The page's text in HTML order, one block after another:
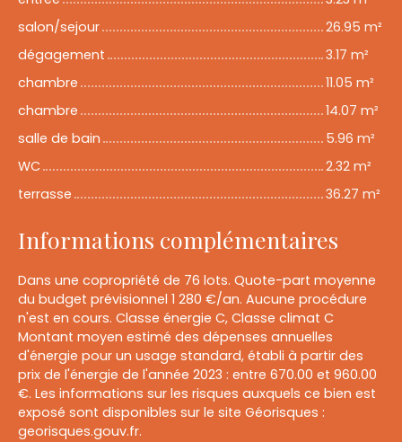
salon/sejour
26.95 m²
dégagement
3.17 m²
chambre
11.05 m²
chambre
14.07 m²
salle de bain
5.96 m²
WC
2.32 m²
terrasse
36.27 m²
Informations complémentaires
Dans une copropriété de 76 lots. Quote-part moyenne
du budget prévisionnel 1 280 €/an. Aucune procédure
n'est en cours. Classe énergie C, Classe climat C
Montant moyen estimé des dépenses annuelles
d'énergie pour un usage standard, établi à partir des
prix de l'énergie de l'année 2023 : entre 670.00 et 960.00
€. Les informations sur les risques auxquels ce bien est
exposé sont disponibles sur le site Géorisques :
georisques.gouv.fr.